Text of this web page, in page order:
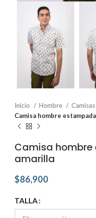
Inicio Hombre
Camisas
Camisa hombre
Camisa
amarilla
$86,900
TALLA